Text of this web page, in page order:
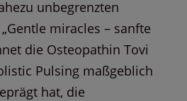
unbegrenzten
miracles – sanfte
die Osteopathin Tovi
Pulsing maßgeblich
hat, die